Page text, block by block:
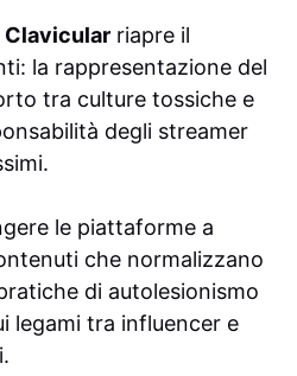
Clavicular riapre il
la rappresentazione del
tra culture tossiche e
degli streamer
le piattaforme a
che normalizzano
di autolesionismo
legami tra influencer e